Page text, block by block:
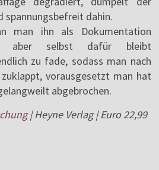
spannungsbefreit dahin.
man ihn als Dokumentation
aber selbst dafür bleibt
zu fade, sodass man nach
vorausgesetzt man hat
abgebrochen.
| Heyne Verlag | Euro 22,99